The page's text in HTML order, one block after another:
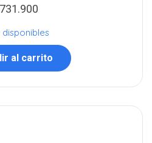
731.900
disponibles
al carrito